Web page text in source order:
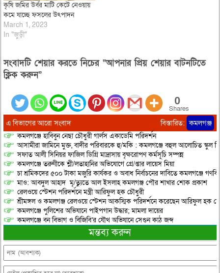
কৃষি জমির উর্বর মাটি কেটে নেওয়ায়
কমে যাচ্ছে ফসলের উৎপাদন
March 1, 2023
In "জুড়ী"
সংবাদটি শেয়ার করতে নিচের “আপনার প্রিয় শেয়ার বাটনটিতে
ক্লিক করুন”
0
Shares
এ বিভাগের আরো সংবাদ বিস্তারিত: কমলগঞ্জ
কমলগঞ্জে হাবিবুন নেছা চৌধুরী গার্লস একাডেমি পরিদর্শন
আসামীরা জামিনে মুক্ত, বাদীর পরিবারকে হু/মকি : কমলগঞ্জে বহুল আলোচিত স্কুল
সফাত আলী সিনিয়র ফাজিল ডিগ্রি মাদ্রাসায় বৃক্ষরোপণ কর্মসূচি সম্পন্ন
কমলগঞ্জে তরুণীকে শ্লী/লতাহানির অভিযোগে গ্রে/প্তার লায়েস মিয়া
চা শ্রমিকদের ৫০০ টাকা মজুরি কার্যকর ও অবাধ নির্বাচনের দাবিতে কমলগঞ্জে
মাও: আবদুল আহাদ মৃ/ত্যুতে আল ইসলাহ কমলগঞ্জ পৌর শাখার শোক প্রকাশ
রেলওয়ে স্টেশন পরিদর্শনে মন্ত্রী আরিফুল হক চৌধুরী
শ্রীমঙ্গল ও কমলগঞ্জ রেলওয়ে স্টেশন আকস্মিক পরিদর্শনে করেছেন আরিফুল হক
কমলগঞ্জে পুলিশের অভিযানে পাইপগান উদ্ধার; মামলা দায়ের
কমলগঞ্জে বন বিভাগ ও বিজিবি’র যৌথ অভিযানে সেগুন কাঠ জব্দ
মন্তব্য করুন